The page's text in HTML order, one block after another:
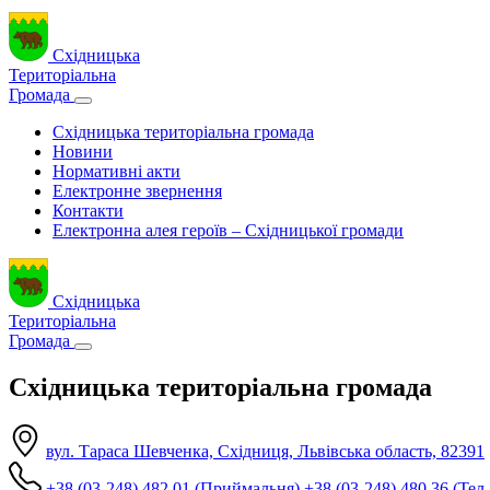
Східницька
Територіальна
Громада
Східницька територіальна громада
Новини
Нормативні акти
Електронне звернення
Контакти
Електронна алея героїв – Східницької громади
Східницька
Територіальна
Громада
Східницька територіальна громада
вул. Тараса Шевченка, Східниця, Львівська область, 82391